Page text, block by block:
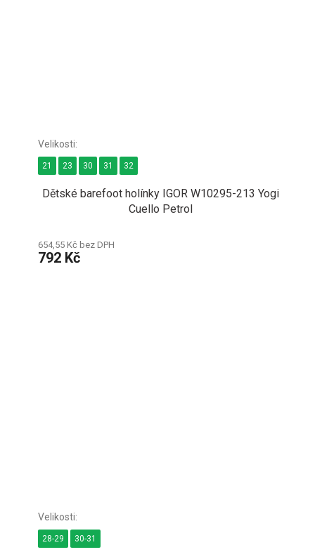
Dětské barefoot holínky IGOR W10295-213 Yogi
Cuello Petrol
654,55 Kč bez DPH
792 Kč
21 23 30 31 32
28-29 30-31